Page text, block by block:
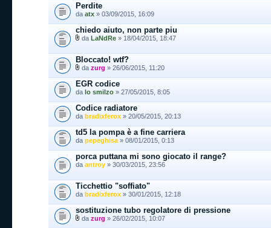
Perdite
da atx » 03/09/2015, 16:09
chiedo aiuto, non parte piu
da LaNdRe » 18/04/2015, 18:47
Bloccato! wtf?
da zurg » 26/06/2015, 11:20
EGR codice
da lo smilzo » 27/05/2015, 8:05
Codice radiatore
da bradixferox » 20/05/2015, 20:13
td5 la pompa è a fine carriera
da pepeghisa » 08/01/2015, 0:13
porca puttana mi sono giocato il range?
da antroy » 30/03/2015, 23:56
Ticchettio "soffiato"
da bradixferox » 30/01/2015, 12:18
sostituzione tubo regolatore di pressione
da zurg » 26/02/2015, 10:07